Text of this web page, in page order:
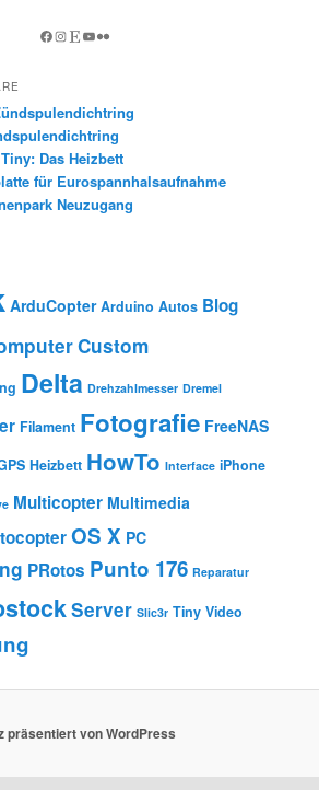
Facebook
Instagram
EtsyYouTube
Flickr
Das Heizbett
für Eurospannhalsaufnahme
Neuzugang
ArduCopter Arduino Autos Blog
Custom
Delta Drehzahlmesser Dremel
Filament Fotografie FreeNAS
Heizbett HowTo Interface iPhone
Multicopter Multimedia
OS X PC
PRotos Punto 176 Reparatur
Server Slic3r Tiny Video
präsentiert von WordPress